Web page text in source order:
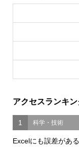
アクセスランキ
1 科学・技術
Excelにも誤差があ